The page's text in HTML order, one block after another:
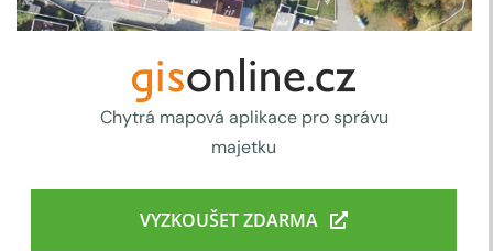
Vyhledávání
Chytrá mapová aplikace pro správu
majetku
VYZKOUŠET ZDARMA